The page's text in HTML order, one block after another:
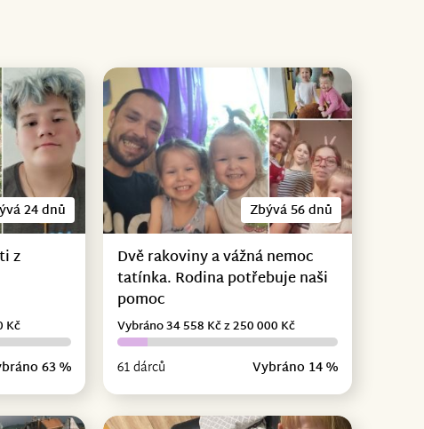
24 dnů
z
63 %
Kč
Zbývá 56 dnů
Dvě rakoviny a vážná nemoc
tatínka. Rodina potřebuje naši
pomoc
61 dárců Vybráno 14 %
Vybráno 34 558 Kč z 250 000 Kč